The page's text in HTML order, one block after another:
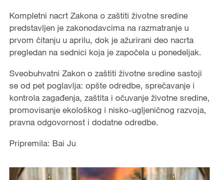
Kompletni nacrt Zakona o zaštiti životne sredine
predstavljen je zakonodavcima na razmatranje u
prvom čitanju u aprilu, dok je ažurirani deo nacrta
pregledan na sednici koja je započela u ponedeljak.
Sveobuhvatni Zakon o zaštiti životne sredine sastoji
se od pet poglavlja: opšte odredbe, sprečavanje i
kontrola zagađenja, zaštita i očuvanje životne sredine,
promovisanje ekološkog i nisko-ugljeničnog razvoja,
pravna odgovornost i dodatne odredbe.
Pripremila: Bai Ju